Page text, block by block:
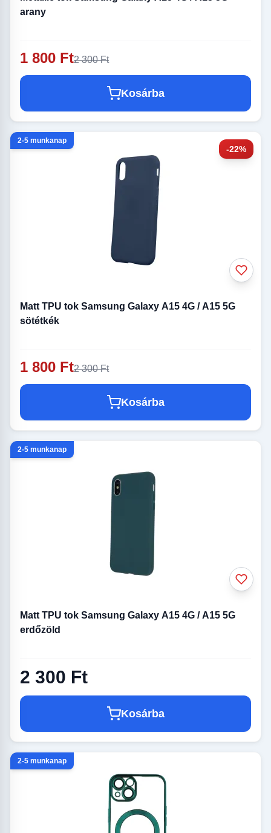
arany
1 800 Ft2 300 Ft
Kosárba
-22%
2-5 munkanap
Matt TPU tok Samsung Galaxy A15 4G / A15 5G
sötétkék
1 800 Ft2 300 Ft
Kosárba
2-5 munkanap
Matt TPU tok Samsung Galaxy A15 4G / A15 5G
erdőzöld
2 300 Ft
Kosárba
2-5 munkanap